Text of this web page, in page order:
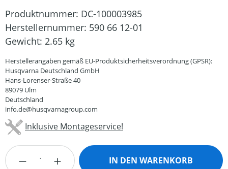
Produktnummer: DC-100003985
Herstellernummer: 590 66 12-01
Gewicht: 2.65 kg
Herstellerangaben gemäß EU-Produktsicherheitsverordnung (GPSR):
Husqvarna Deutschland GmbH
Hans-Lorenser-Straße 40
89079 Ulm
Deutschland
info.de@husqvarnagroup.com
Inklusive Montageservice!
Produkt Anzahl: Gib den gewünschten
IN DEN WARENKORB